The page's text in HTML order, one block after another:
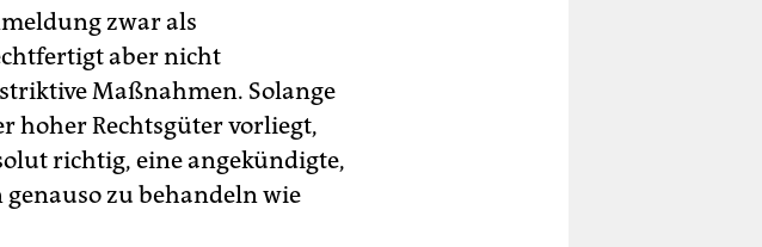
zwar als
aber nicht
Maßnahmen. Solange
hoher Rechtsgüter vorliegt,
richtig, eine angekündigte,
zu behandeln wie